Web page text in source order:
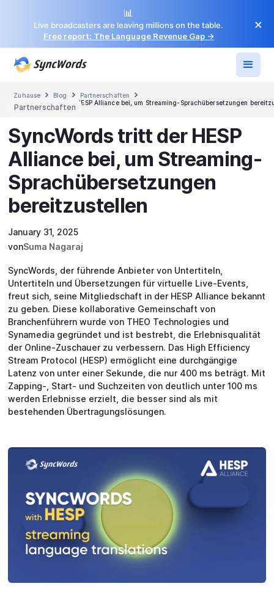
📊
Live broadcasters are leaving millions on the table.
Free report: The Language Revenue Gap →
×
Zuhause  Blog  Partnerschaften 
SyncWords tritt der HESP Alliance bei, um Streaming-Sprachübersetzungen
Partnerschaften
SyncWords tritt der HESP
Alliance bei, um Streaming-
Sprachübersetzungen
bereitzustellen
January 31, 2025
vonSuma Nagaraj
SyncWords, der führende Anbieter von Untertiteln,
Untertiteln und Übersetzungen für virtuelle Live-Events,
freut sich, seine Mitgliedschaft in der HESP Alliance bekannt
zu geben. Diese kollaborative Gemeinschaft von
Branchenführern wurde von THEO Technologies und
Synamedia gegründet und ist bestrebt, die Erlebnisqualität
der Online-Zuschauer zu verbessern. Das High Efficiency
Stream Protocol (HESP) ermöglicht eine durchgängige
Latenz von unter einer Sekunde, die nur 400 ms beträgt. Mit
Zapping-, Start- und Suchzeiten von deutlich unter 100 ms
werden Erlebnisse erzielt, die besser sind als mit
bestehenden Übertragungslösungen.